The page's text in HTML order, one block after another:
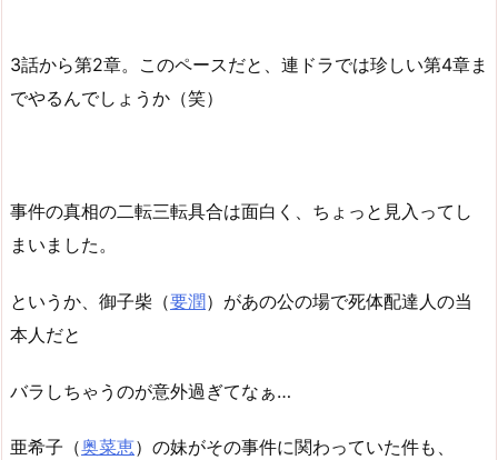
3話から第2章。このペースだと、連ドラでは珍しい第4章ま
でやるんでしょうか（笑）
事件の真相の二転三転具合は面白く、ちょっと見入ってし
まいました。
というか、御子柴（要潤）があの公の場で死体配達人の当
本人だと
バラしちゃうのが意外過ぎてなぁ…
亜希子（奥菜恵）の妹がその事件に関わっていた件も、